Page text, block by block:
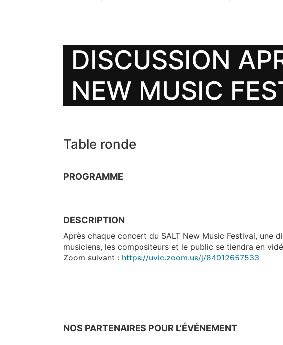
DISCUSSION
NEW MUSIC
Table ronde
PROGRAMME
DESCRIPTION
Après chaque concert du SALT New Music Festival, une
musiciens, les compositeurs et le public se tiendra en
Zoom suivant : https://uvic.zoom.us/j/84012657533
NOS PARTENAIRES POUR L'ÉVÉNEMENT